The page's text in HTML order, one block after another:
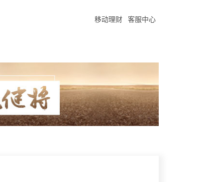
移动理财 客服中心